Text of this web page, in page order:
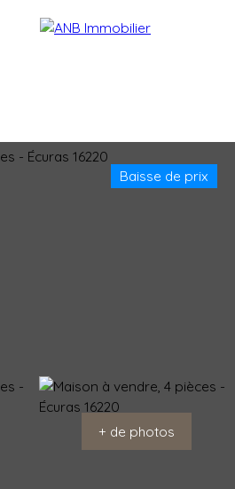
Vendre Estimer
Baisse de prix
+ de photos